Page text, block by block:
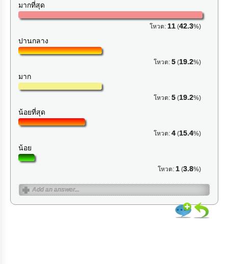
มากที่สุด
โหวต: 11(42.3%)
มาก
โหวต: 5(19.2%)
ปานกลาง
โหวต: 5(19.2%)
น้อย
โหวต: 1(3.8%)
น้อยที่สุด
โหวต: 4(15.4%)